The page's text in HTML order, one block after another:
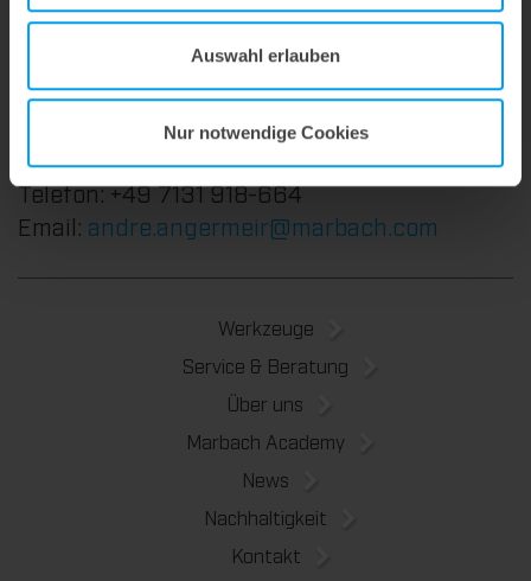
Auswahl erlauben
Nur notwendige Cookies
André Angermeir
Vertriebsleiter International Die Supplies und
Telefon: +49 7131 918-664
Email: andre.angermeir@marbach.com
Werkzeuge
Service & Beratung
Über uns
Marbach Academy
News
Nachhaltigkeit
Kontakt